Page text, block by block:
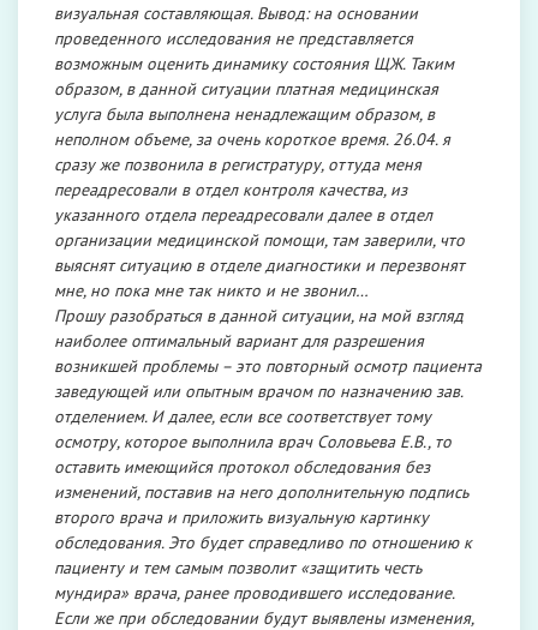
визуальная составляющая. Вывод: на основании
проведенного исследования не представляется
возможным оценить динамику состояния ЩЖ. Таким
образом, в данной ситуации платная медицинская
услуга была выполнена ненадлежащим образом, в
неполном объеме, за очень короткое время. 26.04. я
сразу же позвонила в регистратуру, оттуда меня
переадресовали в отдел контроля качества, из
указанного отдела переадресовали далее в отдел
организации медицинской помощи, там заверили, что
выяснят ситуацию в отделе диагностики и перезвонят
мне, но пока мне так никто и не звонил…
Прошу разобраться в данной ситуации, на мой взгляд
наиболее оптимальный вариант для разрешения
возникшей проблемы – это повторный осмотр пациента
заведующей или опытным врачом по назначению зав.
отделением. И далее, если все соответствует тому
осмотру, которое выполнила врач Соловьева Е.В., то
оставить имеющийся протокол обследования без
изменений, поставив на него дополнительную подпись
второго врача и приложить визуальную картинку
обследования. Это будет справедливо по отношению к
пациенту и тем самым позволит «защитить честь
мундира» врача, ранее проводившего исследование.
Если же при обследовании будут выявлены изменения,